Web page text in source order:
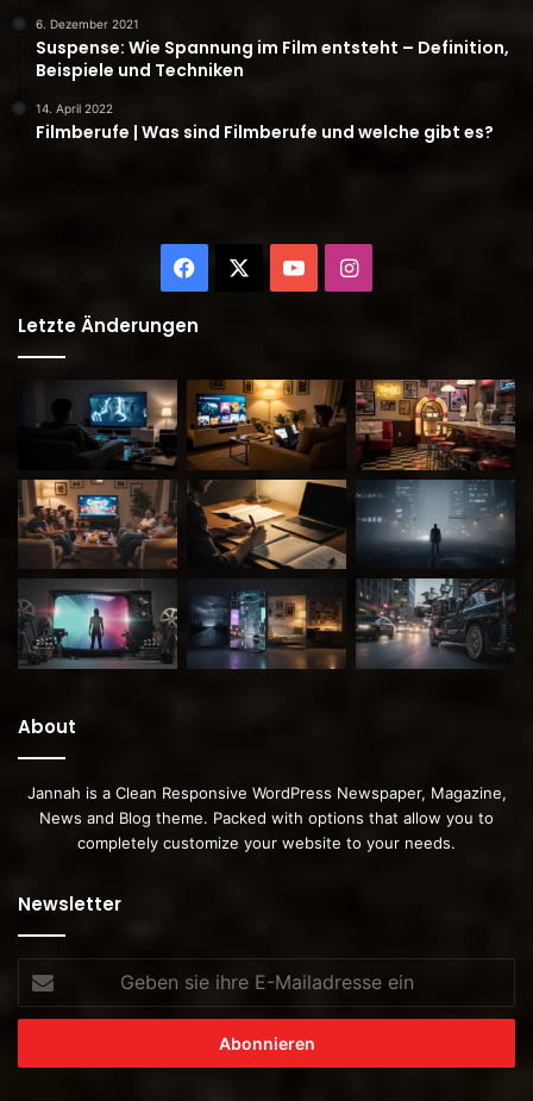
6. Dezember 2021
Suspense: Wie Spannung im Film entsteht – Definition,
Beispiele und Techniken
14. April 2022
Filmberufe | Was sind Filmberufe und welche gibt es?
Facebook YouTubeInstagram
Letzte Änderungen
About
Jannah is a Clean Responsive WordPress Newspaper, Magazine,
News and Blog theme. Packed with options that allow you to
completely customize your website to your needs.
Newsletter
sie
ihre
Mailadresse